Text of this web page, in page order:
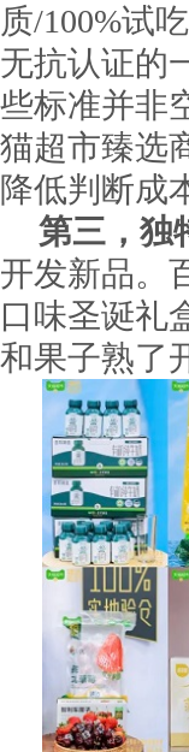
质/100%试
无抗认证的
些标准并非
猫超市臻选
降低判断成
第三，独
开发新品。
口味圣诞礼
和果子熟了